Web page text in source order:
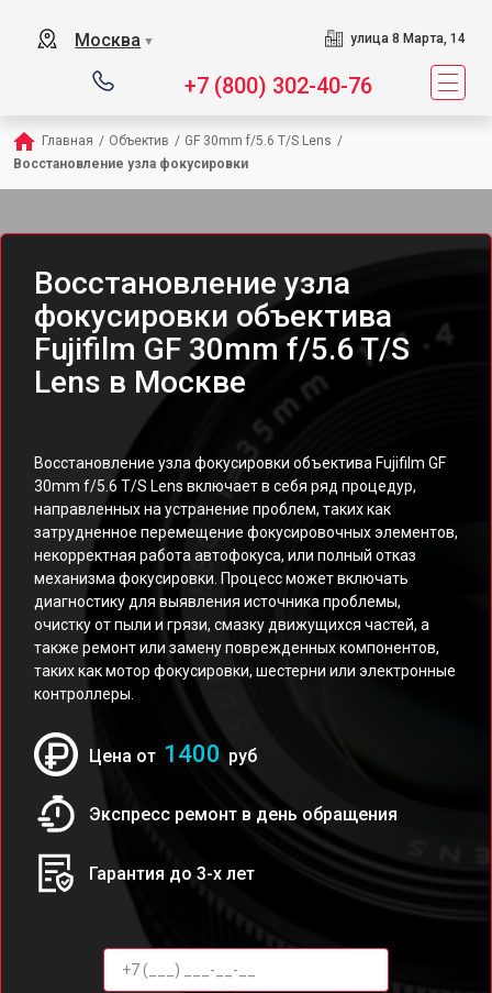
Москва ▼ улица 8 Марта, 14
+7 (800) 302-40-76
Главная / Объектив / GF 30mm f/5.6 T/S Lens /
Восстановление узла фокусировки
Восстановление узла
фокусировки объектива
Fujifilm GF 30mm f/5.6 T/S
Lens в Москве
Восстановление узла фокусировки объектива Fujifilm GF
30mm f/5.6 T/S Lens включает в себя ряд процедур,
направленных на устранение проблем, таких как
затрудненное перемещение фокусировочных элементов,
некорректная работа автофокуса, или полный отказ
механизма фокусировки. Процесс может включать
диагностику для выявления источника проблемы,
очистку от пыли и грязи, смазку движущихся частей, а
также ремонт или замену поврежденных компонентов,
таких как мотор фокусировки, шестерни или электронные
контроллеры.
Цена от 1400 руб
Экспресс ремонт в день обращения
Гарантия до 3-х лет